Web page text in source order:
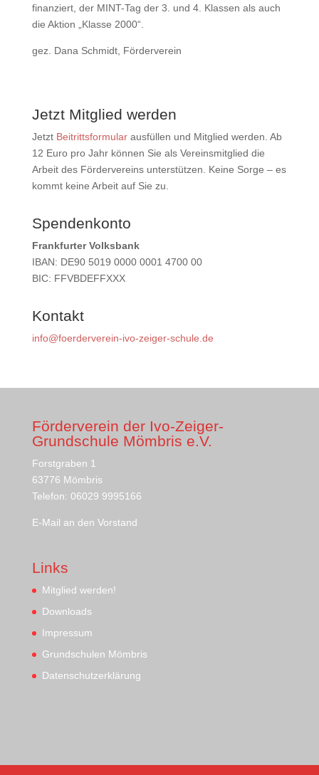
finanziert, der MINT-Tag der 3. und 4. Klassen als auch
die Aktion „Klasse 2000“.
gez. Dana Schmidt, Förderverein
Jetzt Mitglied werden
Jetzt Beitrittsformularausfüllen und Mitglied werden. Ab
12 Euro pro Jahr können Sie als Vereinsmitglied die
Arbeit des Fördervereins unterstützen. Keine Sorge – es
kommt keine Arbeit auf Sie zu.
Spendenkonto
Frankfurter Volksbank
IBAN: DE90 5019 0000 0001 4700 00
BIC: FFVBDEFFXXX
Kontakt
info@foerderverein-ivo-zeiger-schule.de
Förderverein der Ivo-Zeiger-
Grundschule Mömbris e.V.
Forstgraben 1
63776 Mömbris
Telefon: 06029 9995166
E-Mail an den Vorstand
Links
Mitglied werden!
Downloads
Impressum
Grundschulen Mömbris
Datenschutzerklärung